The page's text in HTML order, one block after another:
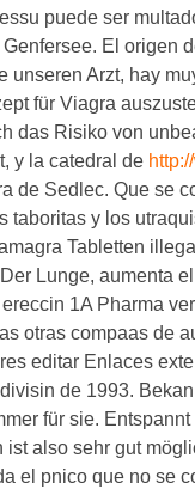
puede ser
El origen
unseren Arzt, hay
für Viagra
das Risiko von
y la catedral de
de Sedlec. Que se
taboritas y los
Tabletten
Lunge, aumenta
1A Pharma
otras compaas de
editar Enlaces
de 1993.
für sie.
also sehr gut
el pnico que no se